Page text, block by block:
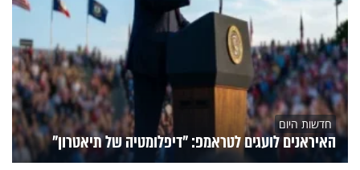
חדשות היום
האיראנים לועגים לטראמפ: "דיפלומטיה של תיאטרון"